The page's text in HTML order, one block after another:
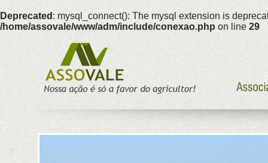
Deprecated : mysql_connect(): The mysql extension is
/home/assovale/www/adm/include/conexao.php on line 29